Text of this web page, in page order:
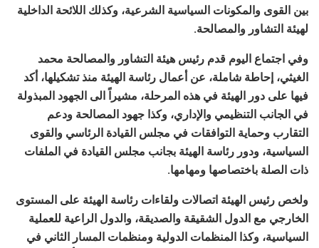
بين القوى والمكونات السياسية الشرعية، وكذلك اللائحة الداخلية
لهيئة التشاور والمصالحة.
وفي اجتماع اليوم قدم رئيس هيئة التشاور والمصالحة محمد
الغيثي، إحاطة شاملة، عن أعمال رئاسة الهيئة منذ تشكيلها، أكد
فيها على دور الهيئة في هذه المرحلة، مشيراً الى الجهود المبذولة
في الجانب التنظيمي والإداري، وكذا جهود المصالحة ودعم
التقارب وحماية التوافقات في مجلس القيادة الرئاسي والقوى
السياسية، ودور رئاسة الهيئة بجانب مجلس القيادة في الملفات
ذات الصلة باختصاصها ومهامها.
ولخص رئيس الهيئة اتصالات ولقاءات رئاسة الهيئة على المستوى
الخارجي مع الدول الشقيقة والصديقة، والدول الراعية للعملية
السياسية، وكذا المنظمات الدولية ومنظمات المسار الثاني في